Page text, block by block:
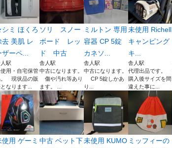
ミ ほくろ
去 美肌 レ
ザーペ...
駅
用・自宅保管
。 現状品の販
なります...
ソリ スノー
ボード レッ
ド 中古
舎人駅
中古になります。
傷や汚れ等あり
ます。 ...
ミルトン 専用
容器 CP 5錠
カネソ...
舎人駅
中古になります。
CP 5錠しかあ
り...
未使用 Richell
キャンピング
キ...
舎人駅
代理出品です。
購入後サイズを間
違えた事に...
使用 ゲーミ 中古 ベット下未使用 KUMO ミッフィーの